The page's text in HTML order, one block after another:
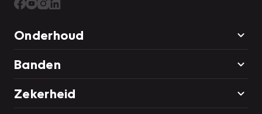
Onderhoud
Banden
Zekerheid